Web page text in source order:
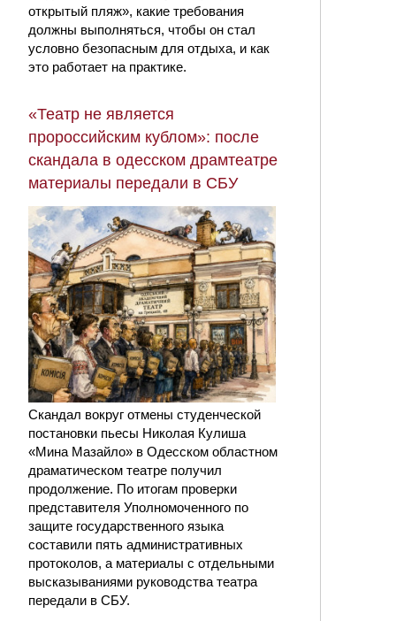
открытый пляж», какие требования
должны выполняться, чтобы он стал
условно безопасным для отдыха, и как
это работает на практике.
«Театр не является
пророссийским кублом»: после
скандала в одесском драмтеатре
материалы передали в СБУ
Скандал вокруг отмены студенческой
постановки пьесы Николая Кулиша
«Мина Мазайло» в Одесском областном
драматическом театре получил
продолжение. По итогам проверки
представителя Уполномоченного по
защите государственного языка
составили пять административных
протоколов, а материалы с отдельными
высказываниями руководства театра
передали в СБУ.